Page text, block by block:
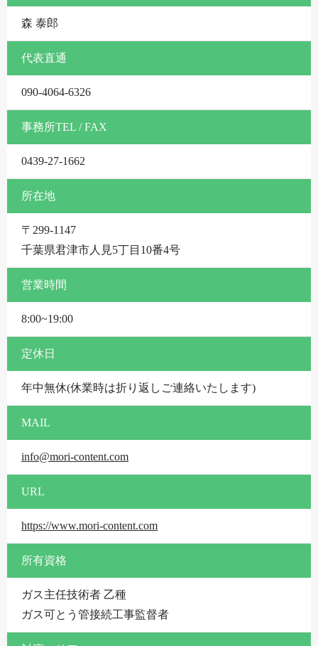
森 泰郎
代表直通
090-4064-6326
事務所TEL / FAX
0439-27-1662
所在地
〒299-1147
千葉県君津市人見5丁目10番4号
営業時間
8:00~19:00
定休日
年中無休(休業時は折り返しご連絡いたします)
MAIL
info@mori-content.com
URL
https://www.mori-content.com
所有資格
ガス主任技術者 乙種
ガス可とう管接続工事監督者